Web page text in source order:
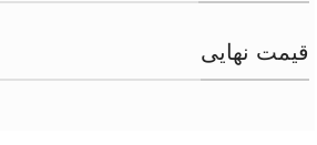
قیمت نهایی